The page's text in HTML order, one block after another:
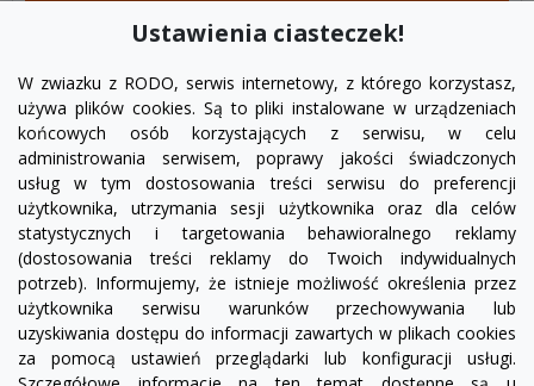
FacebookYouTubePinterest
Ustawienia ciasteczek!
W zwiazku z RODO, serwis internetowy, z którego korzystasz,
używa plików cookies. Są to pliki instalowane w urządzeniach
końcowych osób korzystających z serwisu, w celu
administrowania serwisem, poprawy jakości świadczonych
usług w tym dostosowania treści serwisu do preferencji
użytkownika, utrzymania sesji użytkownika oraz dla celów
statystycznych i targetowania behawioralnego reklamy
(dostosowania treści reklamy do Twoich indywidualnych
potrzeb). Informujemy, że istnieje możliwość określenia przez
użytkownika serwisu warunków przechowywania lub
uzyskiwania dostępu do informacji zawartych w plikach cookies
za pomocą ustawień przeglądarki lub konfiguracji usługi.